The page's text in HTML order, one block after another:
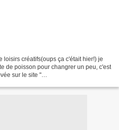
loisirs créatifs(oups ça c'était hier!) je
de poisson pour changrer un peu, c'est
sur le site "